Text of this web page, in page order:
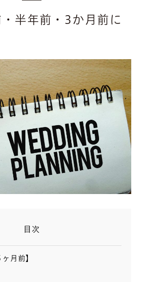
半年前・3か月前に
目次
月前】